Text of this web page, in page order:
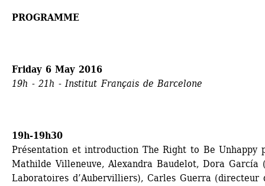
PROGRAMME
Friday 6 May 2016
19h - 21h - Institut Français de Barcelone
19h-19h30
Présentation et introduction The Right to Be Unhappy
Mathilde Villeneuve, Alexandra Baudelot, Dora García
Laboratoires d’Aubervilliers), Carles Guerra (directeur